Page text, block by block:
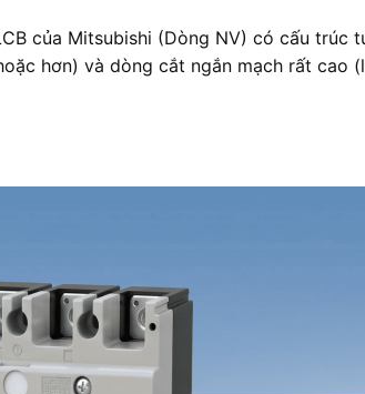
của Mitsubishi (Dòng NV) có cấu trúc
hơn) và dòng cắt ngắn mạch rất cao